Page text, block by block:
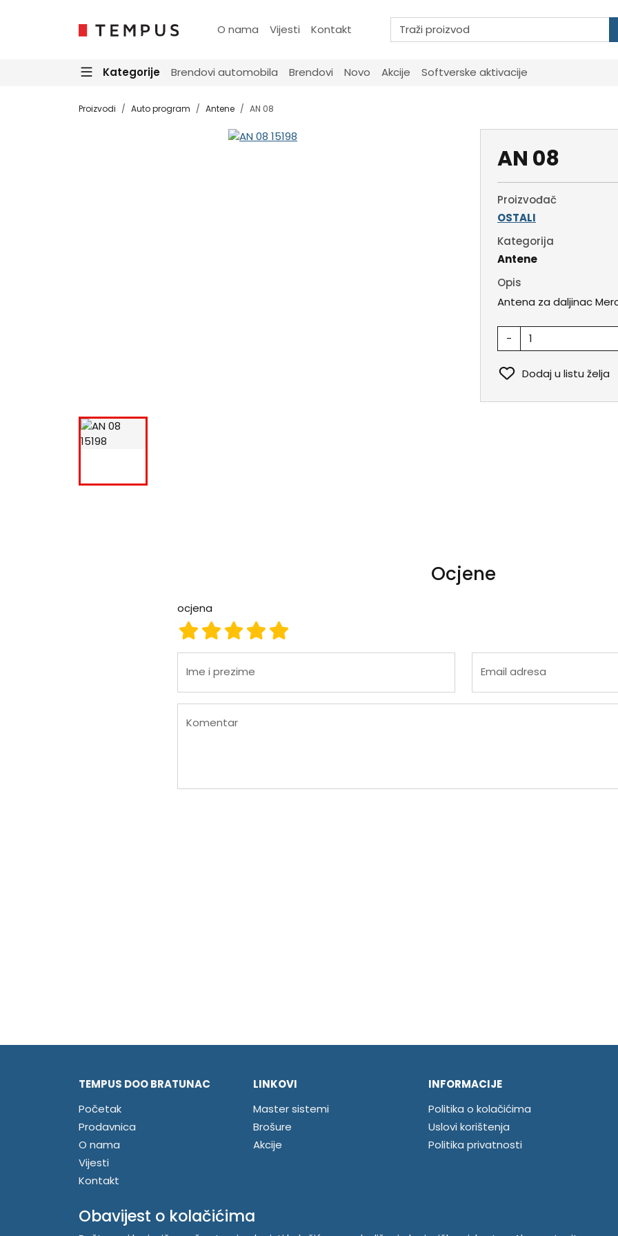
O nama Vijesti Kontakt
Kategorije Brendovi automobila Brendovi Novo Akcije Softverske aktivacije
Proizvodi Auto program Antene AN 08
AN 08
Proizvođač
OSTALI
Kategorija
Antene
Opis
Antena za daljinac
-
Dodaj u listu želja
Ocjene
ocjena
ocjena 5
ocjena 4
ocjena 3
ocjena 2
ocjena 1
Ime i prezime Email adresa
Komentar
TEMPUS DOO BRATUNAC
Početak
Prodavnica
O nama
Vijesti
Kontakt
Prijavite se
LINKOVI
Master sistemi
Brošure
Akcije
INFORMACIJE
Politika o kolačićima
Uslovi korištenja
Politika privatnosti
Obavijest o kolačićima